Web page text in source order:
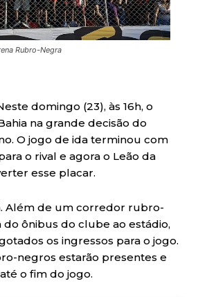
Rubro-Negra
domingo (23), às 16h, o
na grande decisão do
O jogo de ida terminou com
o rival e agora o Leão da
esse placar.
Além de um corredor rubro-
ônibus do clube ao estádio,
os ingressos para o jogo.
negros estarão presentes e
o fim do jogo.